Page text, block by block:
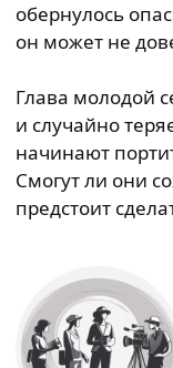
обернулось
он может не
Глава молодой
и случайно
начинают
Смогут ли они
предстоит